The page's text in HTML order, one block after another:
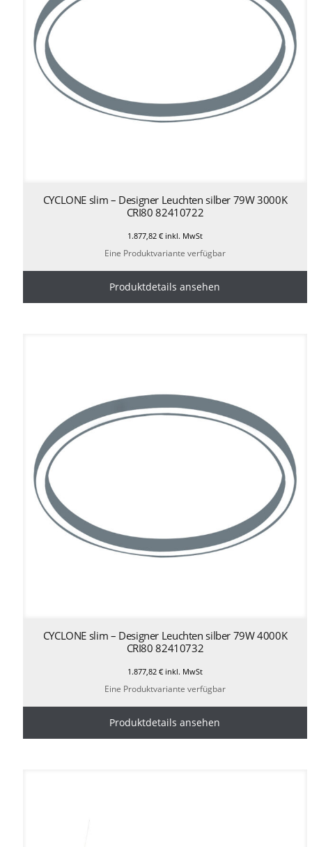
CYCLONE slim – Designer Leuchten silber 79W 3000K
CRI80 82410722
1.877,82 €inkl. MwSt
Eine Produktvariante verfügbar
Produktdetails ansehen
CYCLONE slim – Designer Leuchten silber 79W 4000K
CRI80 82410732
1.877,82 €inkl. MwSt
Eine Produktvariante verfügbar
Produktdetails ansehen